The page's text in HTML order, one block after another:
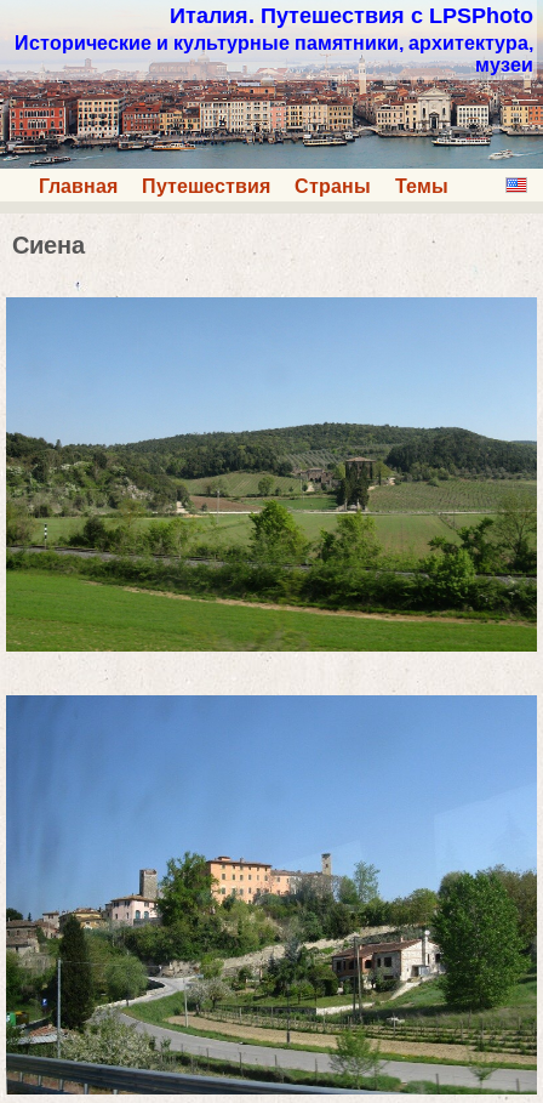
Италия. Путешествия с LPSPhoto
Исторические и культурные памятники, архитектура,
музеи
Главная Путешествия Страны Темы
Сиена